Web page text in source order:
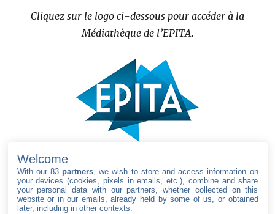
Cliquez sur le logo ci-dessous pour accéder à la
Médiathèque de l’EPITA.
Welcome
With our 83 partners , we wish to store and access information on
your devices (cookies, pixels in emails, etc.), combine and share
your personal data with our partners, whether collected on this
website or in our emails, already held by some of us, or obtained
later, including in other contexts.